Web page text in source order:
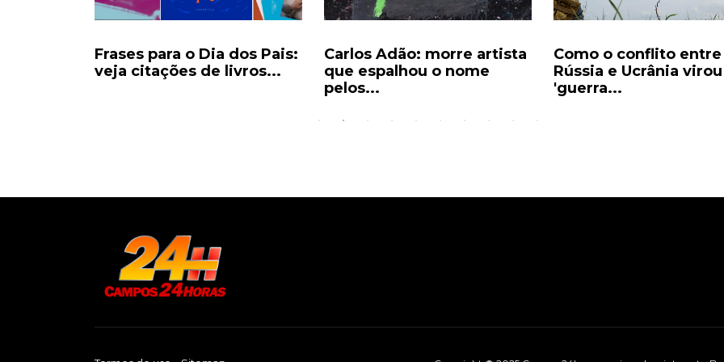
Frases para o Dia dos Pais:
veja citações de livros...
Carlos Adão: morre artista
que espalhou o nome
pelos...
Como o conflito entre
Rússia e Ucrânia virou
'guerra...